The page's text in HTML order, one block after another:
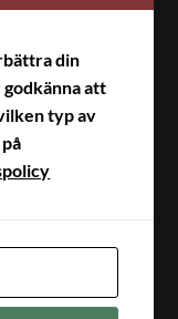
din
att
typ av